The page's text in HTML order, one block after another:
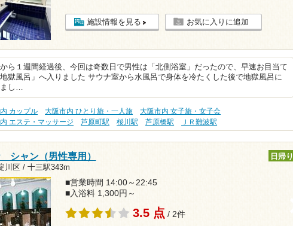
施設情報を見る お気に入りに追加
ら１週間経過後、今回は奇数日で男性は「北側浴室」だったので、早速お目当て
獄風呂」へ入りました サウナ室から水風呂で身体を冷たくした後で地獄風呂に
まし…
カップル 大阪市内 ひとり旅・一人旅
大阪市内 女子旅・女子会
エステ・マッサージ
芦原町駅 桜川駅 芦原橋駅 ＪＲ難波駅
シャン（男性専用）
川区 / 十三駅343m
日帰り
■営業時間 14:00～22:45
■入浴料 1,300円～
3.5 点 / 2件